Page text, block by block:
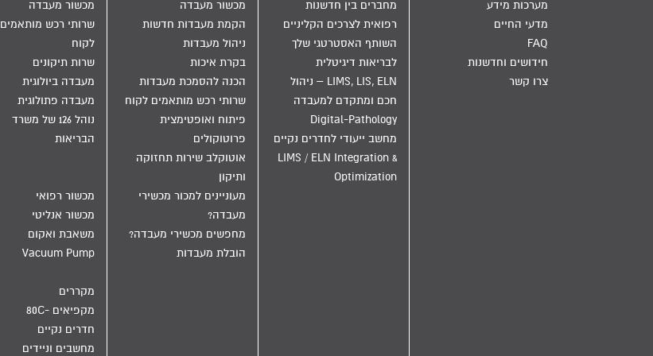
מערכות מידע
מדעי החיים
FAQ
חידושים וחדשנות
צרו קשר
מחברים בין חדשנות
רפואית לצרכים הקליניים
השותף האסטרטגי שלך
לבריאות דיגיטלית
LIMS, LIS, ELN – ניהול
חכם ומתקדם למעבדה
Digital-Pathology
מחשב ייעודי לחדרים נקיים
LIMS / ELN Integration &
Optimization
מכשור מעבדה
הקמת מעבדות חדשות
ניהול מעבדות
בקרת איכות
הכנה להסמכת מעבדות
שרותי רכש מותאמים לקוח
פיתוח ואופטימצית
פרוטוקולים
אוטוקלב שירות תחזוקה
ותיקון
מעוניינים למכור מכשירי
מעבדה?
מחפשים מכשירי מעבדה?
הובלת מעבדות
מכשור מעבדה
שרותי רכש מותאמים
לקוח
שרות תיקונים
מעבדה ביולוגית
מעבדה פתולוגית
נוהל 126 של משרד
הבריאות
מכשור רפואי
מכשור אנליטי
משאבת ואקום
Vacuum Pump
מקררים
מקפיאים -80C
חדרים נקיים
מחשבים וניידים